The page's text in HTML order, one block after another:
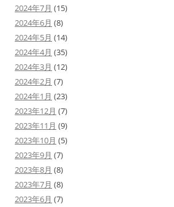
2024年7月 (15)
2024年6月 (8)
2024年5月 (14)
2024年4月 (35)
2024年3月 (12)
2024年2月 (7)
2024年1月 (23)
2023年12月 (7)
2023年11月 (9)
2023年10月 (5)
2023年9月 (7)
2023年8月 (8)
2023年7月 (8)
2023年6月 (7)